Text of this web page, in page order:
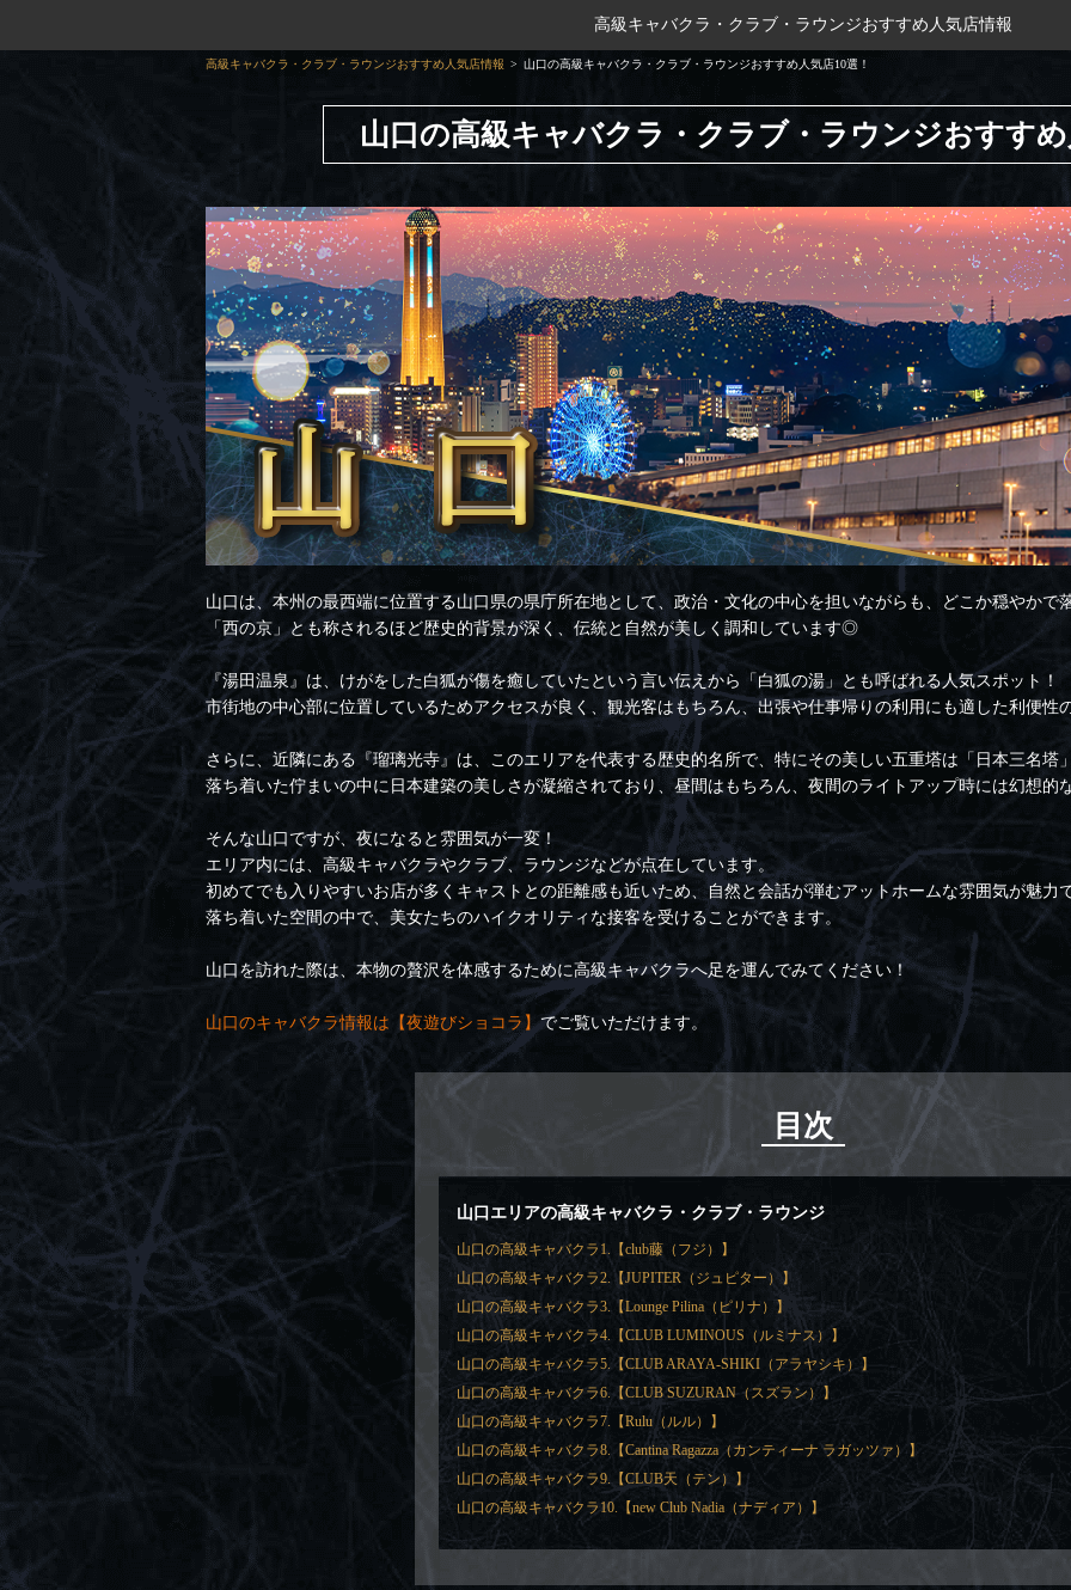
高級キャバクラ・クラブ・ラウンジおすすめ人気店情報
高級キャバクラ・クラブ・ラウンジおすすめ人気店情報 山口の高級キャバクラ・クラブ・ラウンジおすすめ人気店10選！
山口の高級キャバクラ・クラブ・ラウンジおすす
山口は、本州の最西端に位置する山口県の県庁所在地として、政治・文化の中心を担いながらも、どこか穏やかで
「西の京」とも称されるほど歴史的背景が深く、伝統と自然が美しく調和しています◎
『湯田温泉』は、けがをした白狐が傷を癒していたという言い伝えから「白狐の湯」とも呼ばれる人気スポット！
市街地の中心部に位置しているためアクセスが良く、観光客はもちろん、出張や仕事帰りの利用にも適した利便
さらに、近隣にある『瑠璃光寺』は、このエリアを代表する歴史的名所で、特にその美しい五重塔は「日本三名塔
落ち着いた佇まいの中に日本建築の美しさが凝縮されており、昼間はもちろん、夜間のライトアップ時には幻想
そんな山口ですが、夜になると雰囲気が一変！
エリア内には、高級キャバクラやクラブ、ラウンジなどが点在しています。
初めてでも入りやすいお店が多くキャストとの距離感も近いため、自然と会話が弾むアットホームな雰囲気が魅力
落ち着いた空間の中で、美女たちのハイクオリティな接客を受けることができます。
山口を訪れた際は、本物の贅沢を体感するために高級キャバクラへ足を運んでみてください！
山口のキャバクラ情報は【夜遊びショコラ】でご覧いただけます。
目次
山口エリアの高級キャバクラ・クラブ・ラウンジ
山口の高級キャバクラ1.【club藤（フジ）】
山口の高級キャバクラ2.【JUPITER（ジュピター）】
山口の高級キャバクラ3.【Lounge Pilina（ピリナ）】
山口の高級キャバクラ4.【CLUB LUMINOUS（ルミナス）】
山口の高級キャバクラ5.【CLUB ARAYA-SHIKI（アラヤシキ）】
山口の高級キャバクラ6.【CLUB SUZURAN（スズラン）】
山口の高級キャバクラ7.【Rulu（ルル）】
山口の高級キャバクラ8.【Cantina Ragazza（カンティーナ ラガッツァ）】
山口の高級キャバクラ9.【CLUB天（テン）】
山口の高級キャバクラ10.【new Club Nadia（ナディア）】